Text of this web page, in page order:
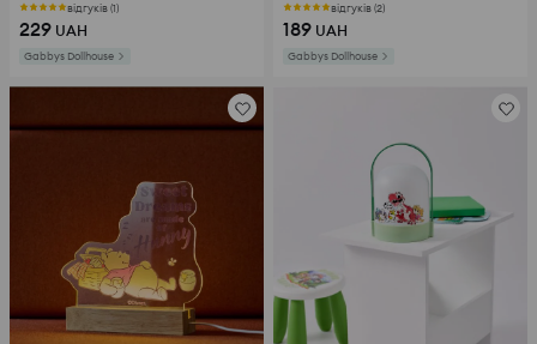
відгуків (1)
229 UAH
Gabbys Dollhouse
відгуків (2)
189 UAH
Gabbys Dollhouse